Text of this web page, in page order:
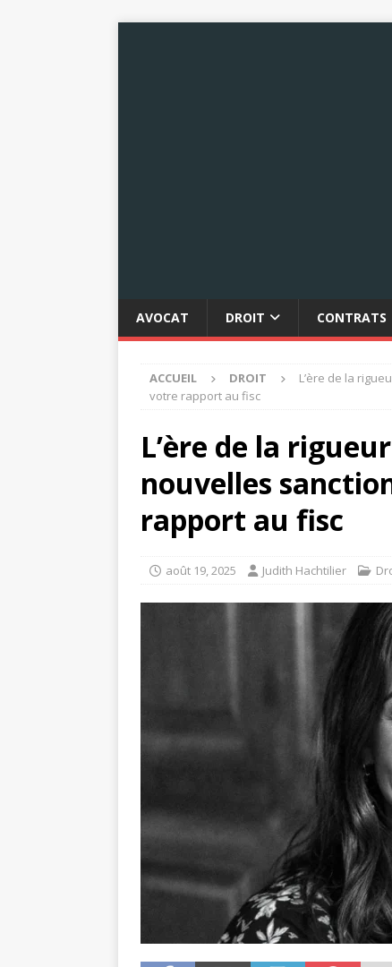
AVOCAT DROIT CONTRATS
ACCUEIL DROIT
L’ère de la
votre rapport au fisc
L’ère de la
nouvelles
rapport au fisc
août 19, 2025 Judith Hachtilier